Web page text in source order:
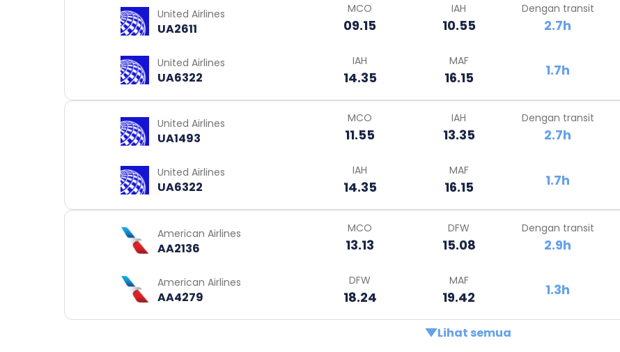
United Airlines
UA2611
MCO
09.15
IAH
10.55
Dengan transit
2.7h
United Airlines
UA6322
IAH
14.35
MAF
16.15 1.7h
United Airlines
UA1493
MCO
11.55
IAH
13.35
Dengan transit
2.7h
United Airlines
UA6322
IAH
14.35
MAF
16.15 1.7h
American Airlines
AA2136
MCO
13.13
DFW
15.08
Dengan transit
2.9h
American Airlines
AA4279
DFW
18.24
MAF
19.42 1.3h
Lihat semua